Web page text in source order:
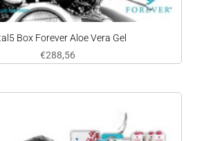
Box Forever Aloe Vera Gel
€288,56